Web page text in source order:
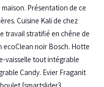
Présentation de ce
Cuisine Kali de chez
travail stratifié en chêne de
noir Bosch. Hotte
vaisselle tout intégrable
Candy. Evier Fraganit